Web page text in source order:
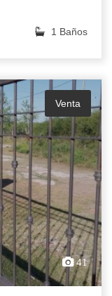
1 Baños
Venta
41